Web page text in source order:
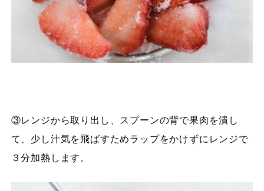
③レンジから取り出し、スプーンの背で果肉を潰し
て、少し汁気を飛ばすためラップをかけずにレンジで
３分加熱します。